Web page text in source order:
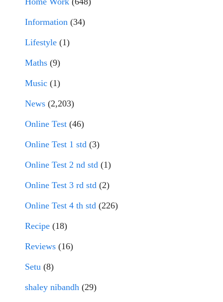
Information (34)
Lifestyle (1)
Maths (9)
Music (1)
News (2,203)
Online Test (46)
Online Test 1 std (3)
Online Test 2 nd std (1)
Online Test 3 rd std (2)
Online Test 4 th std (226)
Recipe (18)
Reviews (16)
Setu (8)
shaley nibandh (29)